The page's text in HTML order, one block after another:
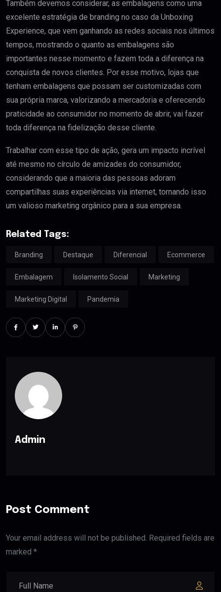
Também devemos considerar, as embalagens como uma
excelente estratégia de branding no caso da Unboxing
Experience, que vem ganhando as redes sociais nos últimos
tempos, mostrando o quanto as embalagens são
importantes nesse momento e fazem toda a diferença na
conquista de novos clientes. Por esse motivo, lojas que
tenham embalagens que possam ser customizadas com
sua própria marca, valorizando a mercadoria e oferecendo
praticidade ao consumidor no momento de abrir, vai fazer
toda diferença na fidelização desse cliente.
Trabalhar com esse tipo de ação, gera um impacto incrível
até mesmo no círculo de amizades do consumidor,
considerando que a maioria das pessoas adoram
compartilhas suas experiências via internet, tornando isso
um valioso marketing orgânico para a sua empresa.
Related Tags:
Branding Destaque Diferencial Ecommerce
Embalagem Isolamento Social Marketing
Marketing Digital Pandemia
Admin
Post Comment
Your email address will not be published. Required fields are
marked *